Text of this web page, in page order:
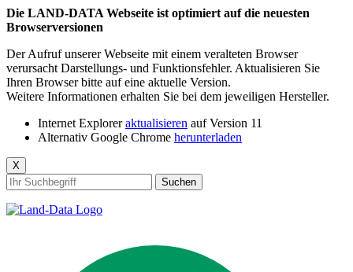
Die LAND-DATA Webseite ist optimiert auf die neuesten
Browserversionen
Der Aufruf unserer Webseite mit einem veralteten Browser
verursacht Darstellungs- und Funktionsfehler. Aktualisieren Sie
Ihren Browser bitte auf eine aktuelle Version.
Weitere Informationen erhalten Sie bei dem jeweiligen Hersteller.
Internet Exploreraktualisieren auf Version 11
Alternativ Google Chrome herunterladen
X
Suchen